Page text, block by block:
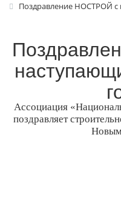
Поздравление НОСТРОЙ
Ассоциация
поздравляет